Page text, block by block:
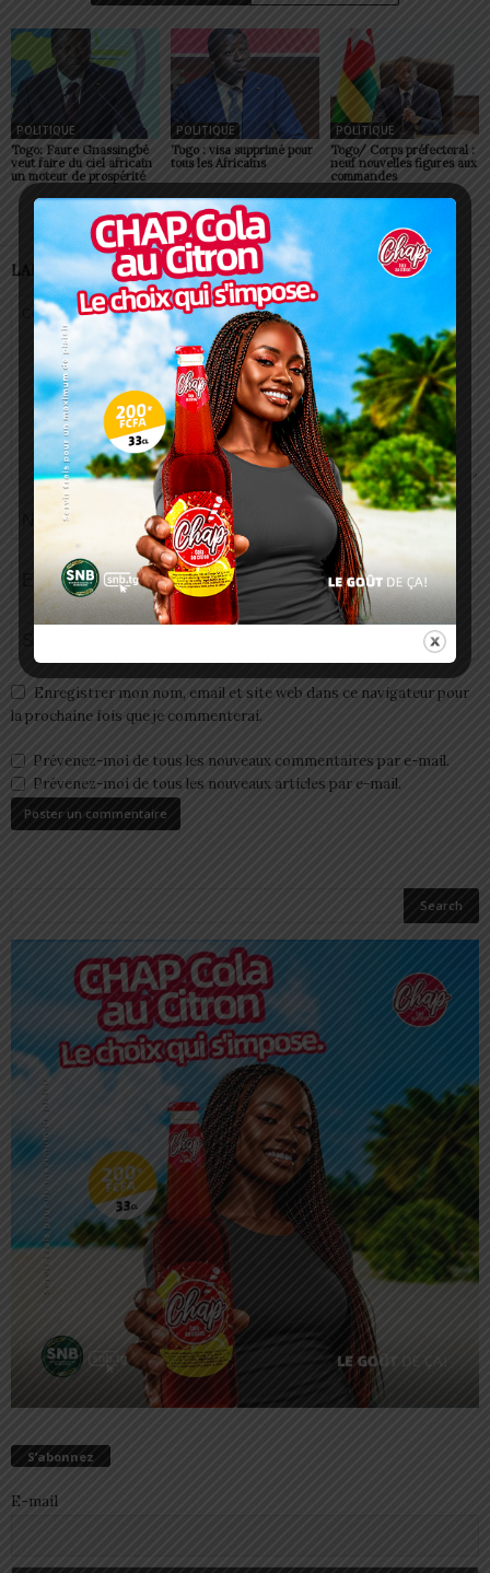
POLITIQUE
Togo: Faure Gnassingbé
veut faire du ciel africain
un moteur de prospérité
POLITIQUE
Togo : visa supprimé pour
tous les Africains
POLITIQUE
Togo/ Corps préfectoral :
neuf nouvelles figures aux
commandes
LAISSER UN COMMENTAIRE
Enregistrer mon nom, email et site web dans ce navigateur pour
la prochaine fois que je commenterai.
Prévenez-moi de tous les nouveaux commentaires par e-mail.
Prévenez-moi de tous les nouveaux articles par e-mail.
S’abonnez
E-mail